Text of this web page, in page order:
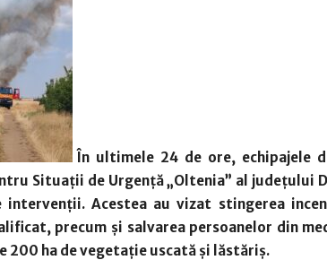
În ultimele 24 de ore, echipajele
Situații de Urgență „Oltenia” al județului
Acestea au vizat stingerea
precum și salvarea persoanelor din
200 ha de vegetaţie uscată şi lăstăriş.